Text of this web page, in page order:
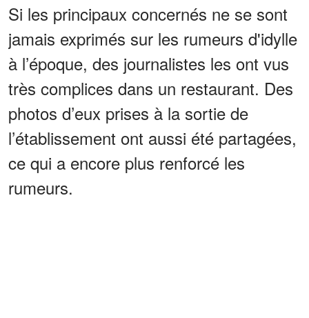
Si les principaux concernés ne se sont
jamais exprimés sur les rumeurs d'idylle
à l’époque, des journalistes les ont vus
très complices dans un restaurant. Des
photos d’eux prises à la sortie de
l’établissement ont aussi été partagées,
ce qui a encore plus renforcé les
rumeurs.